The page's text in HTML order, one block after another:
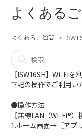
よくある
よくあるご質問
【ISW16SH】Wi-Fiを
下記の操作でご利用い
●操作方法
【無線LAN（Wi-Fi®）
1.ホーム画面→［アプ